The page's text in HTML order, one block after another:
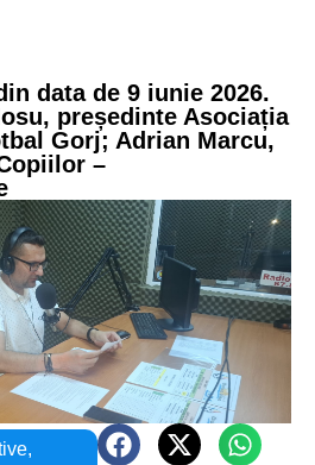
data de 9 iunie 2026.
președinte Asociația
Gorj; Adrian Marcu,
–
,